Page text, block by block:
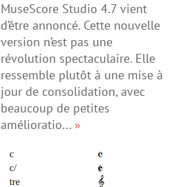
MuseScore Studio 4.7 vient
d’être annoncé. Cette nouvelle
version n’est pas une
révolution spectaculaire. Elle
ressemble plutôt à une mise à
jour de consolidation, avec
beaucoup de petites
amélioratio... »